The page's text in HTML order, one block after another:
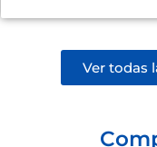
Ver todas